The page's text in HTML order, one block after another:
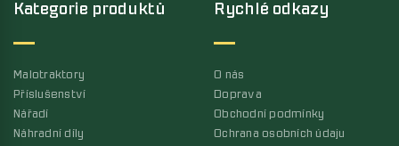
Kategorie produktů
Malotraktory
Příslušenství
Nářadí
Náhradní díly
Rychlé odkazy
O nás
Doprava
Obchodní podmínky
Ochrana osobních údaju